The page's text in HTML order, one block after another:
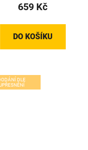
659 Kč
DO KOŠÍKU
DLE